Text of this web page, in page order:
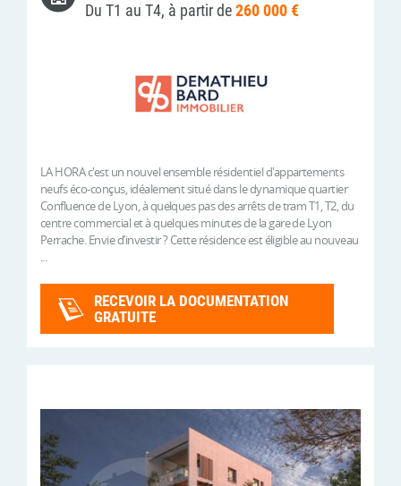
Du T1 au T4, à partir de260 000 €
LA HORA c'est un nouvel ensemble résidentiel d'appartements
neufs éco-conçus, idéalement situé dans le dynamique quartier
Confluence de Lyon, à quelques pas des arrêts de tram T1, T2, du
centre commercial et à quelques minutes de la gare de Lyon
Perrache. Envie d’investir ? Cette résidence est éligible au nouveau
...
RECEVOIR LA DOCUMENTATION
GRATUITE